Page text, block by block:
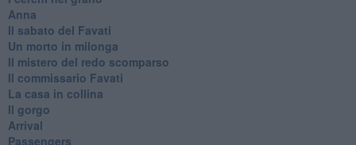
Anna
Il sabato del Favati
Un morto in milonga
Il mistero del redo scomparso
Il commissario Favati
La casa in collina
Il gorgo
Arrival
Passengers